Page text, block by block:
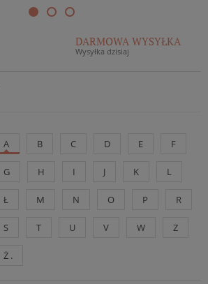
DARMOWA WYSYŁKA
Wysyłka dzisiaj
A B C D E F
G H I J K L
Ł M N O P R
S T U V W Z
Ż .